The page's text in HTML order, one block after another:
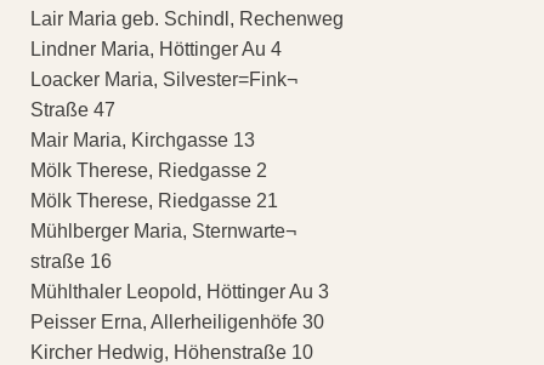
Lair Maria geb. Schindl, Rechenweg
Lindner Maria, Höttinger Au 4
Loacker Maria, Silvester=Fink¬
Straße 47
Mair Maria, Kirchgasse 13
Mölk Therese, Riedgasse 2
Mölk Therese, Riedgasse 21
Mühlberger Maria, Sternwarte¬
straße 16
Mühlthaler Leopold, Höttinger Au 3
Peisser Erna, Allerheiligenhöfe 30
Kircher Hedwig, Höhenstraße 10